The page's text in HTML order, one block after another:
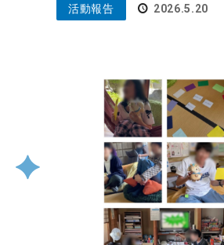
活動報告 2026.5.20